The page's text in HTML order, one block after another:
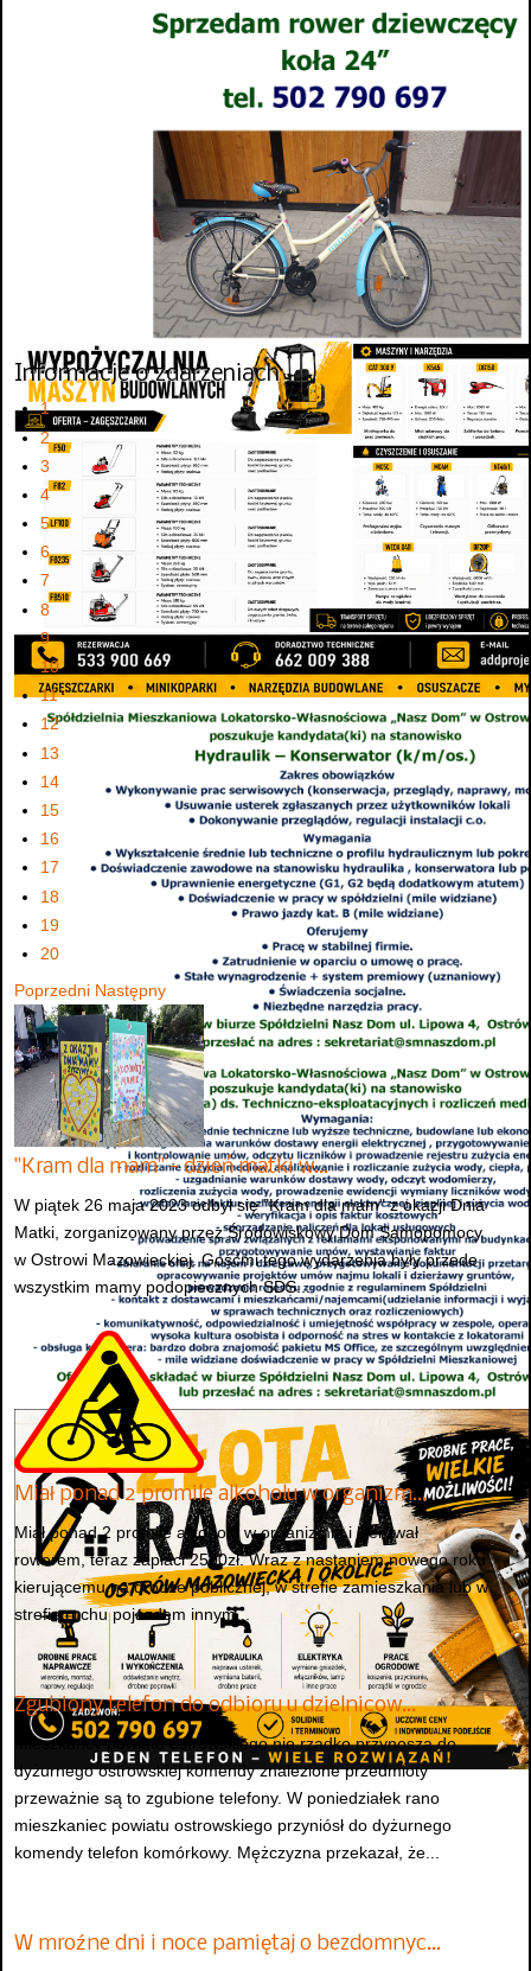
Informacje o zdarzeniach
1
2
3
4
5
6
7
8
9
10
11
12
13
14
15
16
17
18
19
20
Poprzedni Następny
"Kram dla mam" - dzień matki w…
W piątek 26 maja 2023 odbył się "Kram dla mam" z okazji Dnia
Matki, zorganizowany przez Środowiskowy Dom Samopomocy
w Ostrowi Mazowieckiej. Gośćmi tego wydarzenia były przede
wszystkim mamy podopiecznych ŚDS...
Miał ponad 2 promile alkoholu w organizm…
Miał ponad 2 promile alkoholu w organizmie i kierował
rowerem, teraz zapłaci 2500zł. Wraz z nastaniem nowego roku
kierującemu na drodze publicznej, w strefie zamieszkania lub w
strefie ruchu pojazdem innym...
Zgubiony telefon do odbioru u dzielnicow…
Mieszkańcy powiatu ostrowskiego nie rzadko przynoszą do
dyżurnego ostrowskiej komendy znalezione przedmioty
przeważnie są to zgubione telefony. W poniedziałek rano
mieszkaniec powiatu ostrowskiego przyniósł do dyżurnego
komendy telefon komórkowy. Mężczyzna przekazał, że...
W mroźne dni i noce pamiętaj o bezdomnyc…